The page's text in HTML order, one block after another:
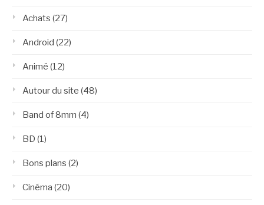
Achats (27)
Android (22)
Animé (12)
Autour du site (48)
Band of 8mm (4)
BD (1)
Bons plans (2)
Cinéma (20)